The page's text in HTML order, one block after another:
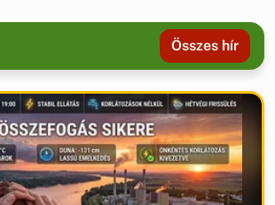
Összes hír